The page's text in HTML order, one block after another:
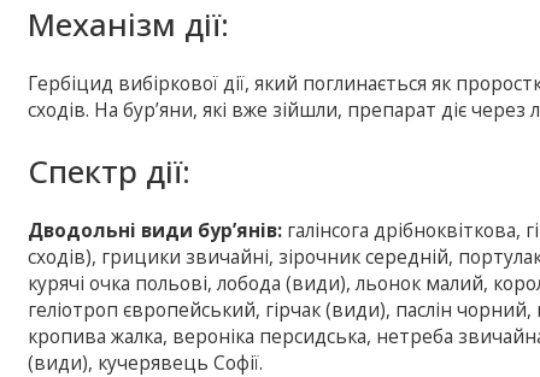
Механiзм дії:
Гербіцид вибіркової дії, який поглинається як
сходів. На бур’яни, які вже зійшли, препарат діє
Спектр дії:
Дводольні види бур’янів: галінсога
сходів), грицики звичайні, зірочник середній,
курячі очка польові, лобода (види), льонок малий,
геліотроп європейський, гірчак (види), паслін
кропива жалка, вероніка персидська, нетреба
(види), кучерявець Софії.